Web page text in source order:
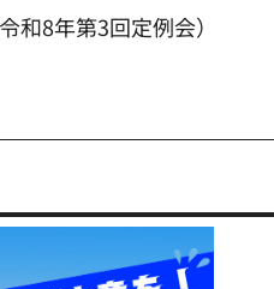
和8年第3回定例会）